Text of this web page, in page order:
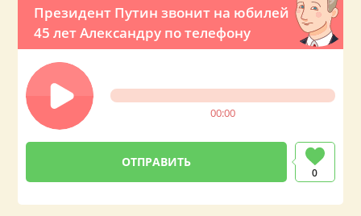
Президент Путин звонит на юбилей
45 лет Александру по телефону
00:00
0